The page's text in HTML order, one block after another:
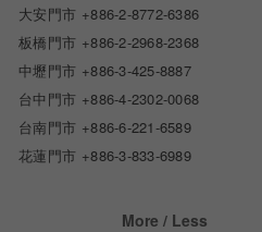
大安門市 +886-2-8772-6386
板橋門市 +886-2-2968-2368
中壢門市 +886-3-425-8887
台中門市 +886-4-2302-0068
台南門市 +886-6-221-6589
花蓮門市 +886-3-833-6989
More / Less